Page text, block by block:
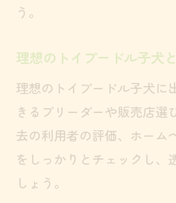
う。
理想のトイプードル子犬
理想のトイプードル子犬に
きるブリーダーや販売店選
去の利用者の評価、ホーム
をしっかりとチェックし、
しょう。